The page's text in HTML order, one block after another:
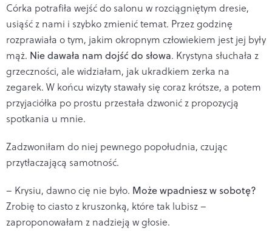
Córka potrafiła wejść do salonu w rozciągniętym dresie,
usiąść z nami i szybko zmienić temat. Przez godzinę
rozprawiała o tym, jakim okropnym człowiekiem jest jej były
mąż. Nie dawała nam dojść do słowa. Krystyna słuchała z
grzeczności, ale widziałam, jak ukradkiem zerka na
zegarek. W końcu wizyty stawały się coraz krótsze, a potem
przyjaciółka po prostu przestała dzwonić z propozycją
spotkania u mnie.
Zadzwoniłam do niej pewnego popołudnia, czując
przytłaczającą samotność.
– Krysiu, dawno cię nie było. Może wpadniesz w sobotę?
Zrobię to ciasto z kruszonką, które tak lubisz –
zaproponowałam z nadzieją w głosie.